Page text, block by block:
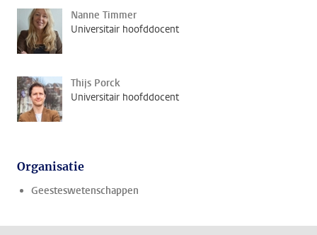
Nanne Timmer
Universitair hoofddocent
Thijs Porck
Universitair hoofddocent
Organisatie
Geesteswetenschappen